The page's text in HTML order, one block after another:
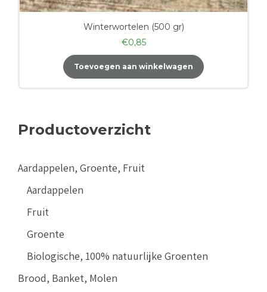
Winterwortelen (500 gr)
€0,85
Toevoegen aan winkelwagen
Productoverzicht
Aardappelen, Groente, Fruit
Aardappelen
Fruit
Groente
Biologische, 100% natuurlijke Groenten
Brood, Banket, Molen